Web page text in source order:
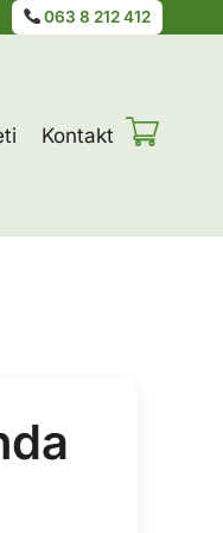
063 8 212 412
Kontakt